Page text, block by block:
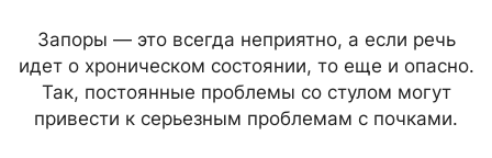
Запоры — это всегда неприятно, а если речь
идет о хроническом состоянии, то еще и опасно.
Так, постоянные проблемы со стулом могут
привести к серьезным проблемам с почками.